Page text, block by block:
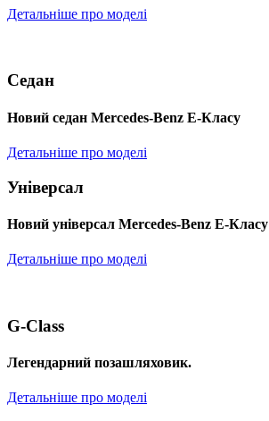
Детальніше про моделі
Седан
Новий седан Mercedes-Benz Е-Класу
Детальніше про моделі
Універсал
Новий універсал Mercedes-Benz E-Класу
Детальніше про моделі
G-Class
Легендарний позашляховик.
Детальніше про моделі